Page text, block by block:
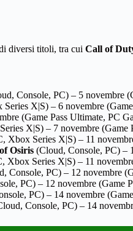
diversi titoli, tra cui Call of
Console, PC) – 5 novembre
X|S) – 6 novembre
(Game Pass Ultimate, PC
X|S) – 7 novembre (Game
Xbox Series X|S) – 11
Osiris (Cloud, Console, PC) –
Xbox Series X|S) – 11
Console, PC) – 12 novembre
PC) – 12 novembre (Game
PC) – 14 novembre
Console, PC) – 14